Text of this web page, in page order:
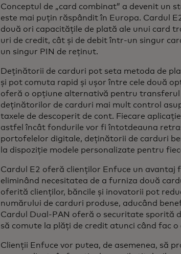
Conceptul de „card combinat” a devenit un
este mai puțin răspândit în Europa. Cardul
două ori capacitățile de plată ale unui card
uri de credit, cât și de debit într-un singur
un singur PIN de reținut.
Deținătorii de carduri pot seta metoda de
și pot comuta rapid și ușor între cele două
oferă o opțiune alternativă pentru
deținătorilor de carduri mai mult control
taxele de descoperit de cont. Fiecare
astfel încât fondurile vor fi întotdeauna
portofelelor digitale, deținătorii de carduri
la dispoziție modele personalizate pentru
Cardul E2 oferă clienților Enfuce un avantaj
eliminând necesitatea de a furniza două
oferită clienților, băncile și inovatorii pot
numărului de carduri produse, aducând
Cardul Dual-PAN oferă o securitate sporită
să comute la plăți de credit atunci când fac o
Clienții Enfuce vor putea, de asemenea, să